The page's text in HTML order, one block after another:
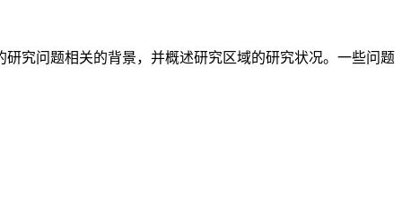
究问题相关的背景，并概述研究区域的研究状况。一些问题